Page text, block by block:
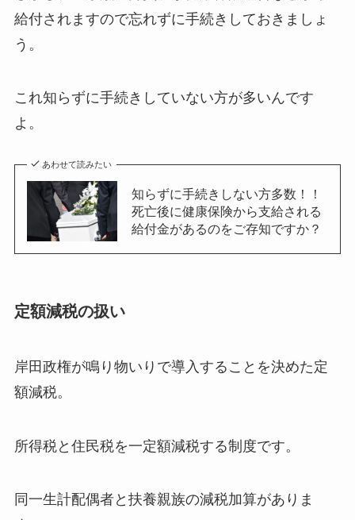
給付されますので忘れずに手続きしておきましょ
う。
これ知らずに手続きしていない方が多いんです
よ。
あわせて読みたい
知らずに手続きしない方多数！！
死亡後に健康保険から支給される
給付金があるのをご存知ですか？
定額減税の扱い
岸田政権が鳴り物いりで導入することを決めた定
額減税。
所得税と住民税を一定額減税する制度です。
同一生計配偶者と扶養親族の減税加算がありま